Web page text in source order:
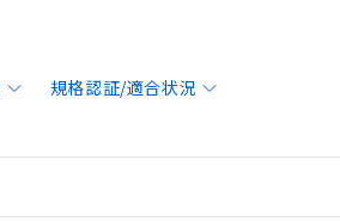
規格認証/適合状況